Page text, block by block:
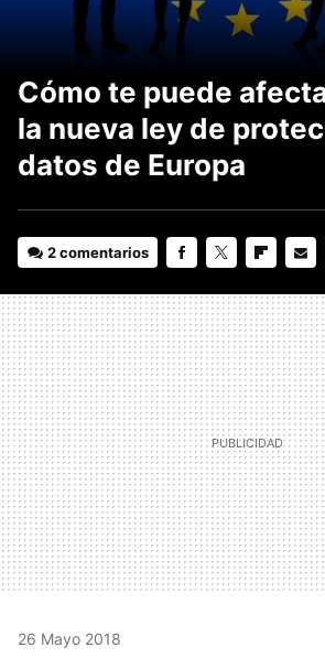
Cómo te puede
la nueva ley de
datos de Europa
2 comentarios
MAIL
26 Mayo 2018